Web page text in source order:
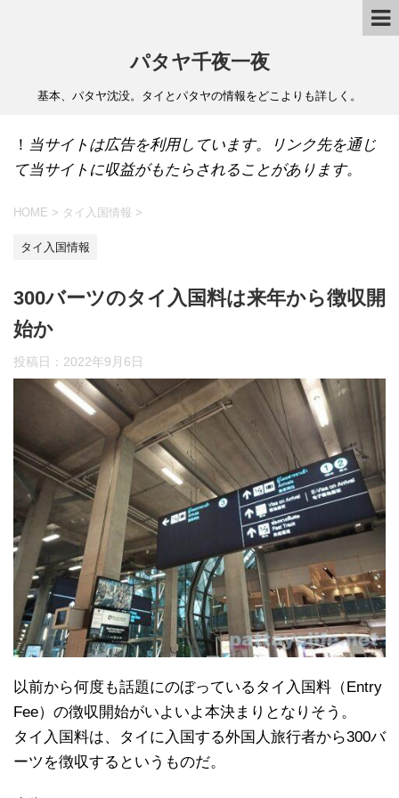
パタヤ千夜一夜
基本、パタヤ沈没。タイとパタヤの情報をどこよりも詳しく。
！ 当サイトは広告を利用しています。リンク先を通じ
て当サイトに収益がもたらされることがあります。
HOME > タイ入国情報 >
タイ入国情報
300バーツのタイ入国料は来年から徴収開
始か
投稿日： 2022年9月6日
以前から何度も話題にのぼっているタイ入国料（Entry
Fee）の徴収開始がいよいよ本決まりとなりそう。
タイ入国料は、タイに入国する外国人旅行者から300バ
ーツを徴収するというものだ。